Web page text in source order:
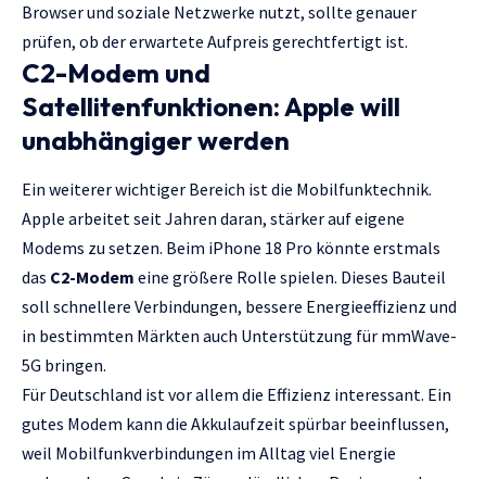
Browser und soziale Netzwerke nutzt, sollte genauer
prüfen, ob der erwartete Aufpreis gerechtfertigt ist.
C2-Modem und
Satellitenfunktionen: Apple will
unabhängiger werden
Ein weiterer wichtiger Bereich ist die Mobilfunktechnik.
Apple arbeitet seit Jahren daran, stärker auf eigene
Modems zu setzen. Beim iPhone 18 Pro könnte erstmals
das C2-Modem eine größere Rolle spielen. Dieses Bauteil
soll schnellere Verbindungen, bessere Energieeffizienz und
in bestimmten Märkten auch Unterstützung für mmWave-
5G bringen.
Für Deutschland ist vor allem die Effizienz interessant. Ein
gutes Modem kann die Akkulaufzeit spürbar beeinflussen,
weil Mobilfunkverbindungen im Alltag viel Energie